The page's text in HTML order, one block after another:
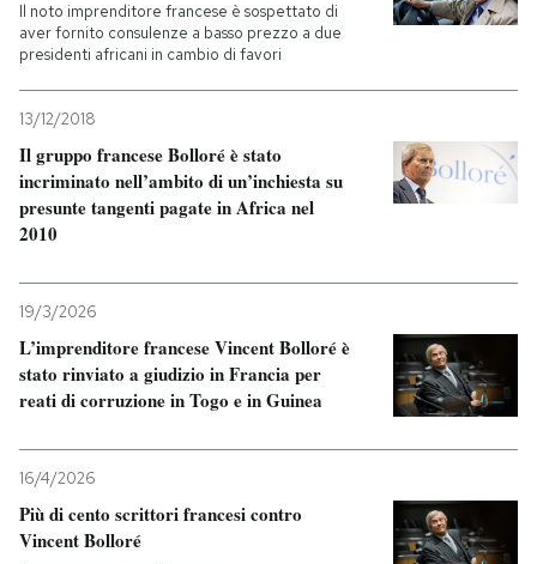
Il noto imprenditore francese è sospettato di
aver fornito consulenze a basso prezzo a due
presidenti africani in cambio di favori
13/12/2018
Il gruppo francese Bolloré è stato
incriminato nell’ambito di un’inchiesta su
presunte tangenti pagate in Africa nel
2010
19/3/2026
L’imprenditore francese Vincent Bolloré è
stato rinviato a giudizio in Francia per
reati di corruzione in Togo e in Guinea
16/4/2026
Più di cento scrittori francesi contro
Vincent Bolloré